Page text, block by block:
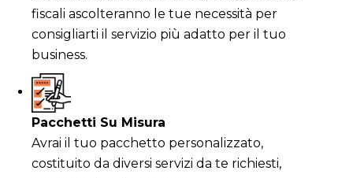
fiscali ascolteranno le tue necessità per
consigliarti il servizio più adatto per il tuo
business.
Pacchetti Su Misura
Avrai il tuo pacchetto personalizzato,
costituito da diversi servizi da te richiesti,